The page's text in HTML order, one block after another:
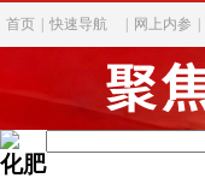
首页 快速导航 网上内参
化肥